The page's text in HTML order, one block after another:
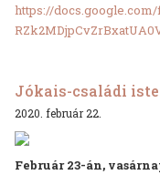
https://
Jókais-családi
2020. február 22.
Február 23-án,